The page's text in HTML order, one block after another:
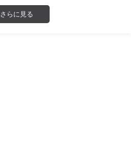
さらに見る